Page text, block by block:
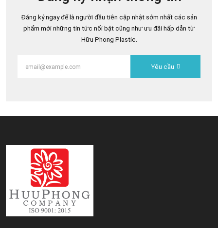
Đăng ký ngay để là người đầu tiên cập nhật sớm nhất các sản
phẩm mới những tin tức nổi bật cũng như ưu đãi hấp dẫn từ
Hữu Phong Plastic.
Yêu cầu